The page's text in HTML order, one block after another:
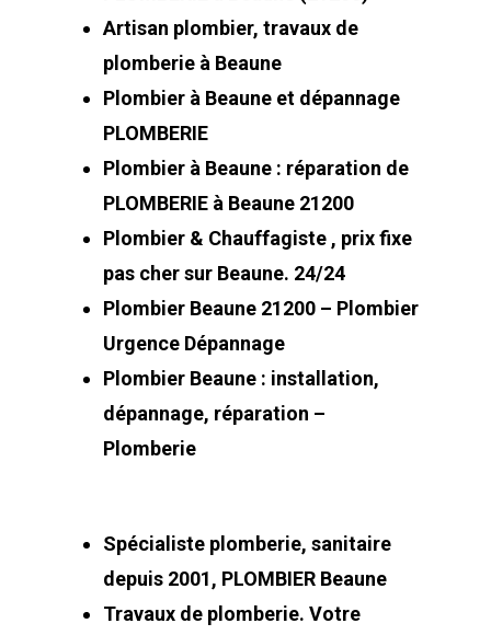
Artisan plombier, travaux de
plomberie à Beaune
Plombier à Beaune et dépannage
PLOMBERIE
Plombier à Beaune : réparation de
PLOMBERIE à Beaune 21200
Plombier & Chauffagiste , prix fixe
pas cher sur Beaune. 24/24
Plombier Beaune 21200 – Plombier
Urgence Dépannage
Plombier Beaune : installation,
dépannage, réparation –
Plomberie
Spécialiste plomberie, sanitaire
depuis 2001, PLOMBIER Beaune
Travaux de plomberie. Votre